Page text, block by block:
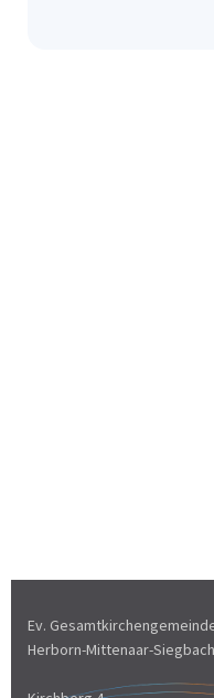
Ev.
Herborn-Mittenaar-Siegbach